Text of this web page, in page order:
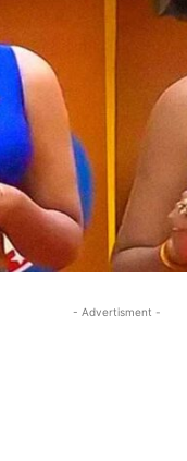
- Advertisment -